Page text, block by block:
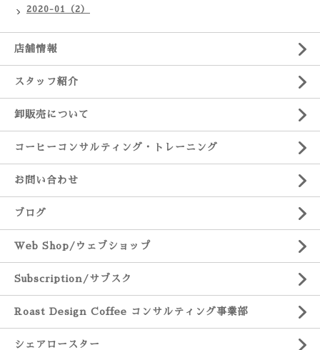
2020-01（2）
店舗情報
スタッフ紹介
卸販売について
コーヒーコンサルティング・トレーニング
お問い合わせ
ブログ
Web Shop/ウェブショップ
Subscription/サブスク
Roast Design Coffee コンサルティング事業部
シェアロースター